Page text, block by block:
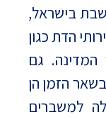
בישראל,
הדת כגון
המדינה. גם
הזמן הן
למשברים